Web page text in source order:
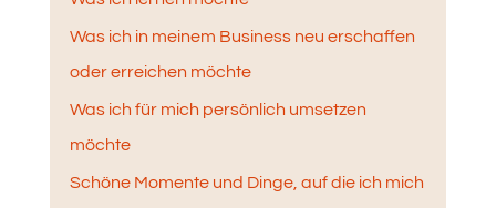
Was ich in meinem Business neu erschaffen
oder erreichen möchte
Was ich für mich persönlich umsetzen
möchte
Schöne Momente und Dinge, auf die ich mich